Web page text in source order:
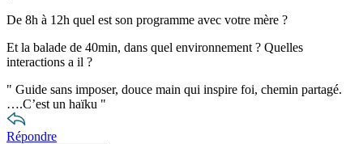
De 8h à 12h quel est son programme avec votre mère ?
Et la balade de 40min, dans quel environnement ? Quelles
interactions a il ?
" Guide sans imposer, douce main qui inspire foi, chemin partagé.
….C’est un haïku "
Répondre